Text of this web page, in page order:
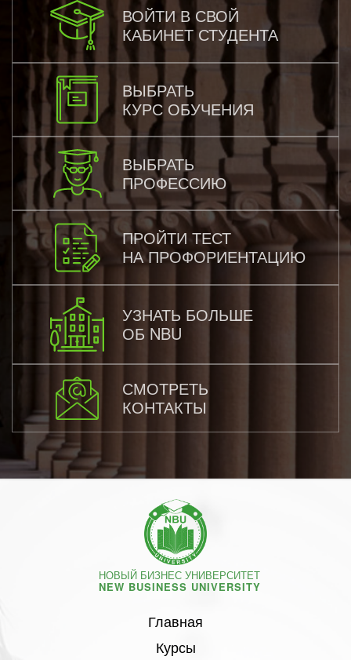
ВОЙТИ В СВОЙ
КАБИНЕТ СТУДЕНТА
ВЫБРАТЬ
КУРС ОБУЧЕНИЯ
ВЫБРАТЬ
ПРОФЕССИЮ
ПРОЙТИ ТЕСТ
НА ПРОФОРИЕНТАЦИЮ
УЗНАТЬ БОЛЬШЕ
ОБ NBU
СМОТРЕТЬ
КОНТАКТЫ
НОВЫЙ БИЗНЕС УНИВЕРСИТЕТ
NEW BUSINESS UNIVERSITY
Главная
Курсы